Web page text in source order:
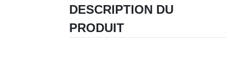
DESCRIPTION DU
PRODUIT